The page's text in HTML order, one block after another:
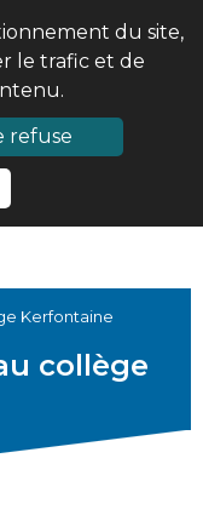
du site,
le trafic et de
refuse
Kerfontaine
collège